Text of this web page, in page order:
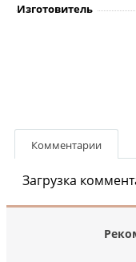
Изготовитель
Комментарии
Загрузка